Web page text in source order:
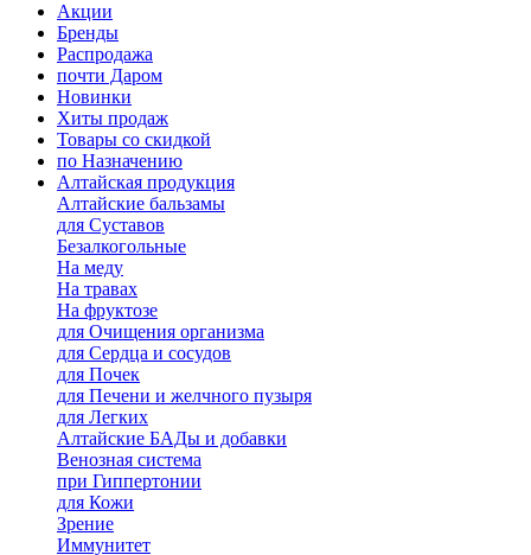
Акции
Бренды
Распродажа
почти Даром
Новинки
Хиты продаж
Товары со скидкой
по Назначению
Алтайская продукция
Алтайские бальзамы
для Суставов
Безалкогольные
На меду
На травах
На фруктозе
для Очищения организма
для Сердца и сосудов
для Почек
для Печени и желчного пузыря
для Легких
Алтайские БАДы и добавки
Венозная система
при Гиппертонии
для Кожи
Зрение
Иммунитет